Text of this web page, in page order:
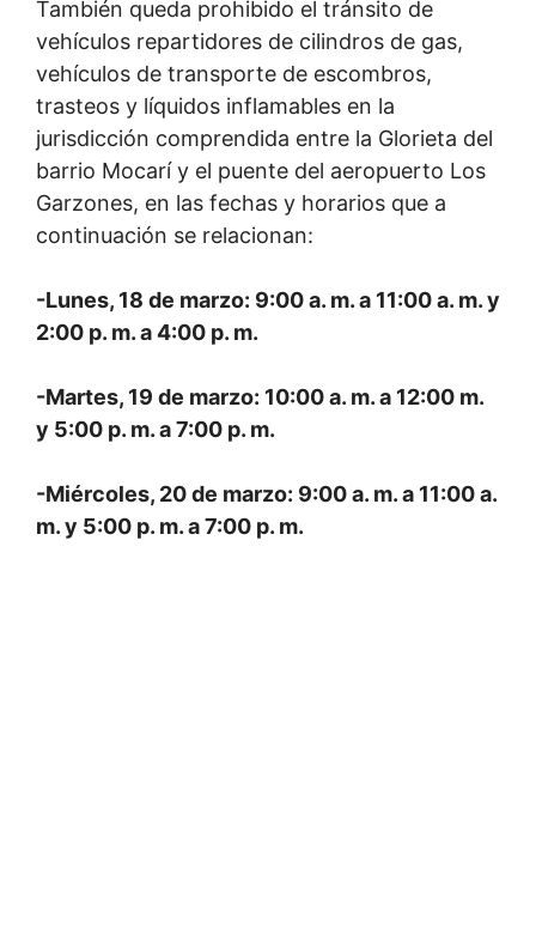
También queda prohibido el tránsito de
vehículos repartidores de cilindros de gas,
vehículos de transporte de escombros,
trasteos y líquidos inflamables en la
jurisdicción comprendida entre la Glorieta del
barrio Mocarí y el puente del aeropuerto Los
Garzones, en las fechas y horarios que a
continuación se relacionan:
-Lunes, 18 de marzo: 9:00 a. m. a 11:00 a. m. y
2:00 p. m. a 4:00 p. m.
-Martes, 19 de marzo: 10:00 a. m. a 12:00 m.
y 5:00 p. m. a 7:00 p. m.
-Miércoles, 20 de marzo: 9:00 a. m. a 11:00 a.
m. y 5:00 p. m. a 7:00 p. m.